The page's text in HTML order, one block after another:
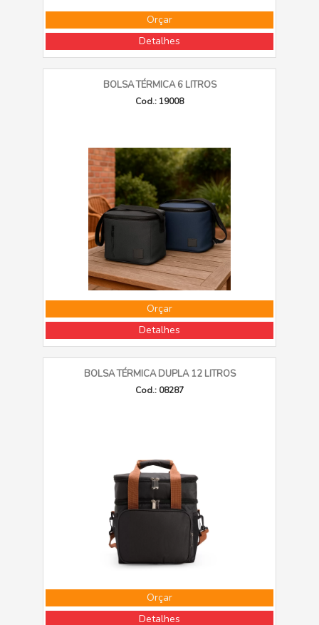
Orçar
Detalhes
BOLSA TÉRMICA 6 LITROS
Cod.: 19008
Orçar
Detalhes
BOLSA TÉRMICA DUPLA 12 LITROS
Cod.: 08287
Orçar
Detalhes